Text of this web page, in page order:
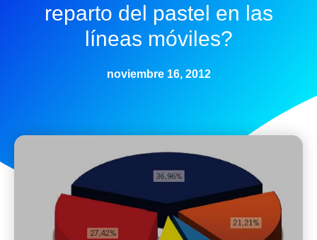
reparto del pastel en las
líneas móviles?
noviembre 16, 2012